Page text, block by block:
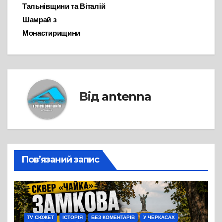
Тальнівщини та Віталій
Шамрай з
Монастирищини
Від antenna
Пов’язаний запис
TV СЮЖЕТ ІСТОРІЯ БЕЗ КОМЕНТАРІВ У ЧЕРКАСАХ